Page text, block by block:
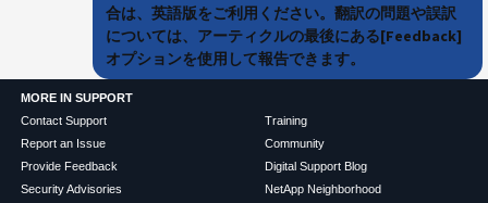
合は、英語版をご利用ください。翻訳の問題や誤訳
については、アーティクルの最後にある[Feedback]
オプションを使用して報告できます。
MORE IN SUPPORT
Contact Support
Report an Issue
Provide Feedback
Security Advisories
Training
Community
Digital Support Blog
NetApp Neighborhood